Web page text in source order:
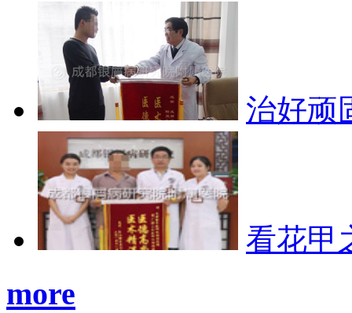
治好顽
看花甲
more